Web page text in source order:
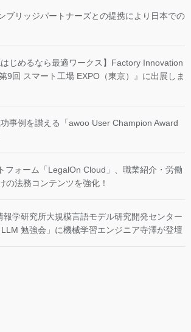
ブリッジパートナーズとの提携により日本での
はじめるなら最適ワークス】Factory Innovation
9回 スマート工場 EXPO（東京）』に出展しま
事例を讃える「awoo User Champion Award
フォーム「LegalOn Cloud」、職業紹介・労働
の法務コンテンツを強化！
報学研究所大規模言語モデル研究開発センター
勉強会」に機械学習エンジニア寺澤が登壇